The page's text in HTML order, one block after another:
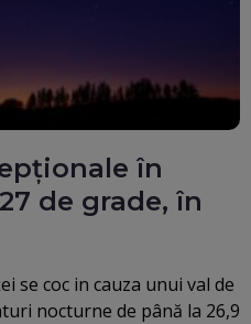
în
de grade, în
se coc in cauza unui val de
nocturne de până la 26,9